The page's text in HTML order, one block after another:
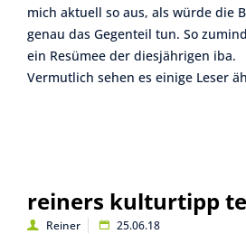
mich aktuell so aus, als würde die
genau das Gegenteil tun. So
ein Resümee der diesjährigen iba.
Vermutlich sehen es einige Leser
reiners kulturtipp
Reiner 25.06.18